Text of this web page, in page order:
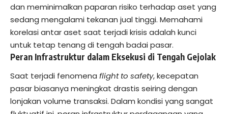
dan meminimalkan paparan risiko terhadap aset yang
sedang mengalami tekanan jual tinggi. Memahami
korelasi antar aset saat terjadi krisis adalah kunci
untuk tetap tenang di tengah badai pasar.
Peran Infrastruktur dalam Eksekusi di Tengah Gejolak
Saat terjadi fenomena flight to safety, kecepatan
pasar biasanya meningkat drastis seiring dengan
lonjakan volume transaksi. Dalam kondisi yang sangat